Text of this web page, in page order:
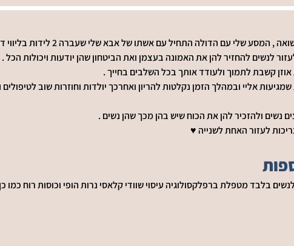
לנשים להחזיר להן את האמונה בעצמן ואת הביטחון שהן יודעות ויכולות הכל .
אוזן קשבת לתמוך ולעודד אותך בכל השלבים בחייך .
אליי ובמהלך הזמן נקלטות להריון ואחרכך יולדות וחוזרות שוב
נשים ולהזכיר להן את הכוח שיש בהן מכך שהן נשים .
לעזור האחת לשנייה ♥️
בלבד מטפלת ברפלקסולוגיה עיסוי שוודי קלאסי נרות הופי וכוסות רוח